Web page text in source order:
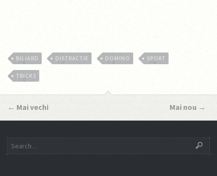
BILIARD DISTRACTIE DOMINO SPORT
TRICKS
← Mai vechi Mai nou →